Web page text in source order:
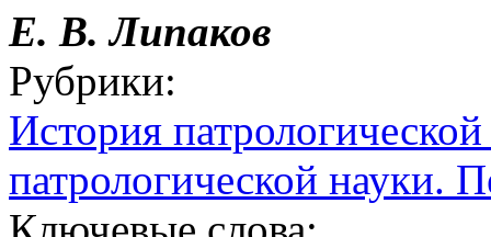
Е. В. Липаков
Рубрики:
История
патрологической науки.